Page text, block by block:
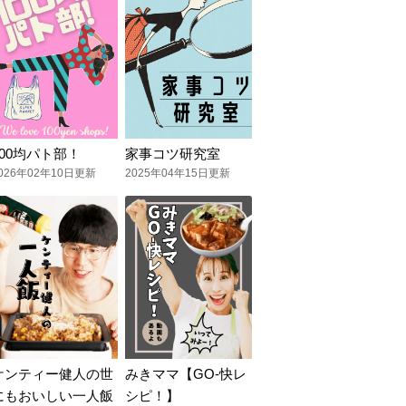
均パト部！
年02年10日更新
家事コツ研究室
2025年04年15日更新
ンティー健人の世
もおいしい一人飯
みきママ【GO-快レ
シピ！】